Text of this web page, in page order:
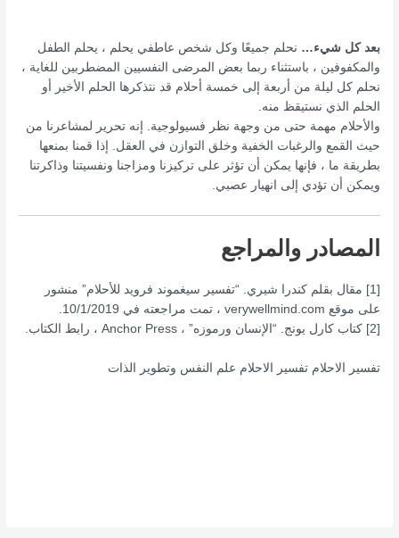
بعد كل شيء… نحلم جميعًا وكل شخص عاطفي يحلم ، يحلم الطفل
والمكفوفين ، باستثناء ربما بعض المرضى النفسيين المضطربين للغاية ،
نحلم كل ليلة من أربعة إلى خمسة أحلام قد نتذكرها الحلم الأخير أو
الحلم الذي نستيقظ منه.
والأحلام مهمة حتى من وجهة نظر فسيولوجية. إنه تحرير لمشاعرنا من
حيث القمع والرغبات الخفية وخلق التوازن في العقل. إذا قمنا بمنعها
بطريقة ما ، فإنها يمكن أن تؤثر على تركيزنا ومزاجنا ونفسيتنا وذاكرتنا
ويمكن أن تؤدي إلى انهيار عصبي.
المصادر والمراجع
[1] مقال بقلم كندرا شيري. “تفسير سيغموند فرويد للأحلام” منشور
على موقع verywellmind.com ، تمت مراجعته في 10/1/2019.
[2] كتاب كارل يونج. “الإنسان ورموزه” ، Anchor Press ، رابط الكتاب.
تفسير الاحلام تفسير الاحلام علم النفس وتطوير الذات